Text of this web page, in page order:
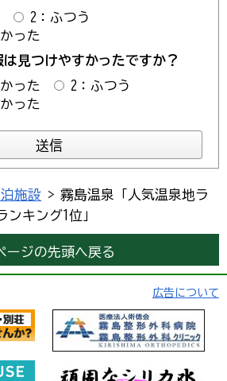
2：ふつう
った
見つけやすかったですか？
った
2：ふつう
った
施設 > 霧島温泉「人気温泉地ラ
ンキング1位」
ージの先頭へ戻る
広告について